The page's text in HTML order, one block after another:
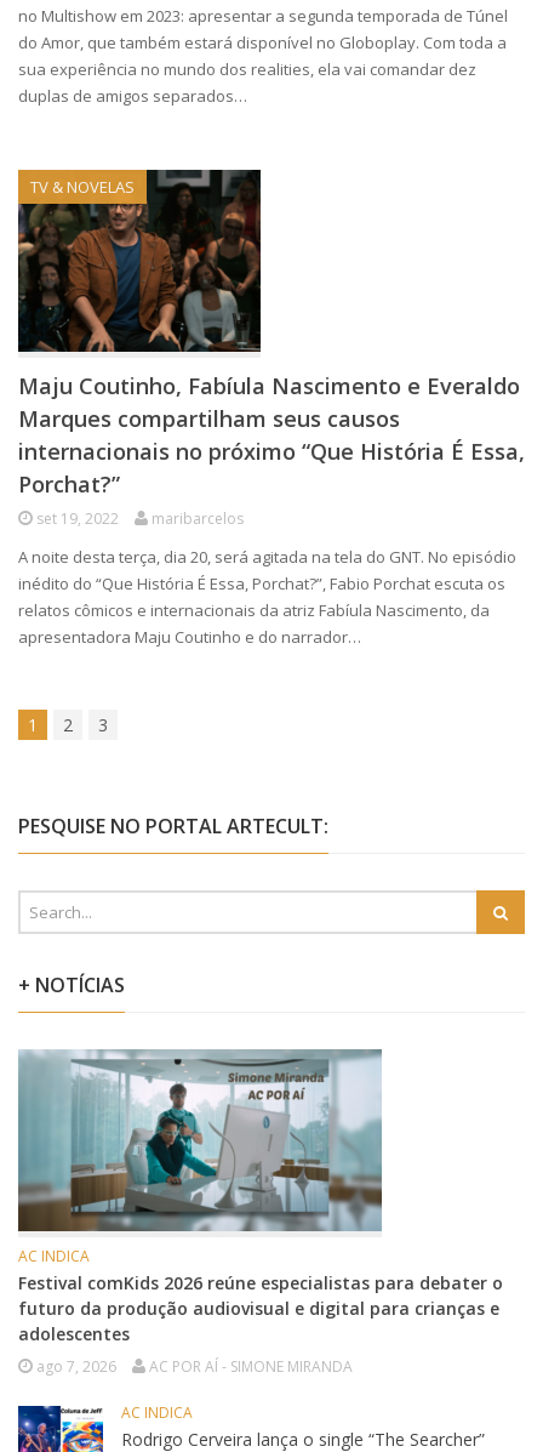
no Multishow em 2023: apresentar a segunda temporada de Túnel
do Amor, que também estará disponível no Globoplay. Com toda a
sua experiência no mundo dos realities, ela vai comandar dez
duplas de amigos separados…
TV & NOVELAS
Maju Coutinho, Fabíula Nascimento e Everaldo
Marques compartilham seus causos
internacionais no próximo “Que História É Essa,
Porchat?”
set 19, 2022 maribarcelos
A noite desta terça, dia 20, será agitada na tela do GNT. No episódio
inédito do “Que História É Essa, Porchat?”, Fabio Porchat escuta os
relatos cômicos e internacionais da atriz Fabíula Nascimento, da
apresentadora Maju Coutinho e do narrador…
1 2 3
PESQUISE NO PORTAL ARTECULT:
+ NOTÍCIAS
AC INDICA
Festival comKids 2026 reúne especialistas para debater o
futuro da produção audiovisual e digital para crianças e
adolescentes
ago 7, 2026 AC POR AÍ - SIMONE MIRANDA
AC INDICA
Rodrigo Cerveira lança o single “The Searcher”